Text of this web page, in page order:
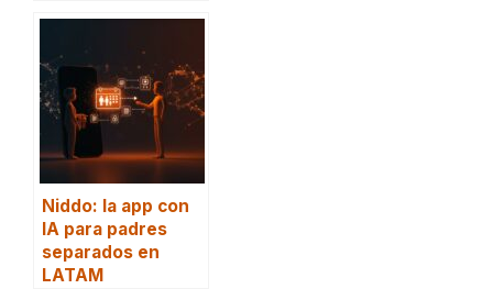
Niddo: la app con
IA para padres
separados en
LATAM